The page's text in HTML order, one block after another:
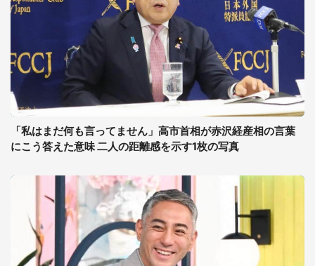
「私はまだ何も言ってません」高市首相が赤沢経産相の言葉
にこう答えた意味 二人の距離感を示す1枚の写真